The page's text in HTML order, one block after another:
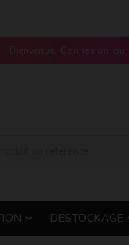
Bienvenue, Connexion ou
DESTOCKAGE